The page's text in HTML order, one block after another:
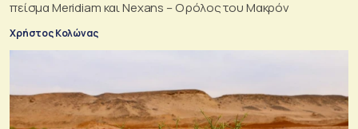
πείσμα Meridiam και Nexans – Ο ρόλος του Μακρόν
Χρήστος Κολώνας